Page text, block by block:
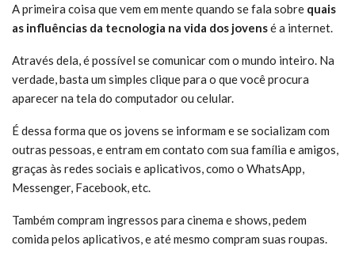
A primeira coisa que vem em mente quando se fala sobre quais
as influências da tecnologia na vida dos jovensé a internet.
Através dela, é possível se comunicar com o mundo inteiro. Na
verdade, basta um simples clique para o que você procura
aparecer na tela do computador ou celular.
É dessa forma que os jovens se informam e se socializam com
outras pessoas, e entram em contato com sua família e amigos,
graças às redes sociais e aplicativos, como o WhatsApp,
Messenger, Facebook, etc.
Também compram ingressos para cinema e shows, pedem
comida pelos aplicativos, e até mesmo compram suas roupas.